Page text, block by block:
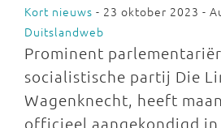
Kort nieuws - 23 oktober 2023 -
Duitslandweb
Prominent
socialistische partij Die
Wagenknecht, heeft
officieel aangekondigd in